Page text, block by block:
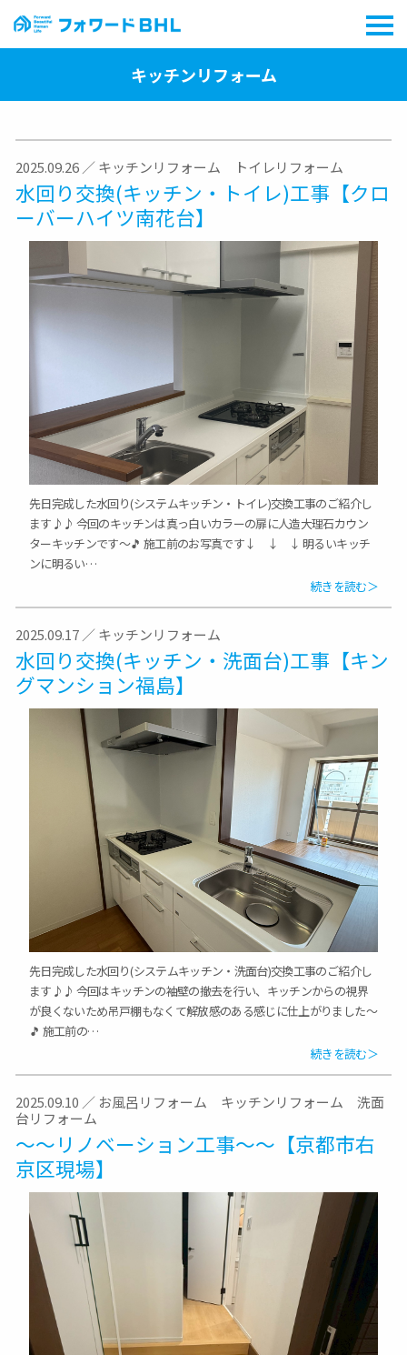
キッチンリフォーム
2025.09.26 ／キッチンリフォーム トイレリフォーム
水回り交換(キッチン・トイレ)工事【クロ
ーバーハイツ南花台】
先日完成した水回り(システムキッチン・トイレ)交換工事のご紹介し
ます♪♪ 今回のキッチンは真っ白いカラーの扉に人造大理石カウン
ターキッチンです～🎵 施工前のお写真です↓ ↓ ↓ 明るいキッチ
ンに明るい…
続きを読む＞
2025.09.17 ／キッチンリフォーム
水回り交換(キッチン・洗面台)工事【キン
グマンション福島】
先日完成した水回り(システムキッチン・洗面台)交換工事のご紹介し
ます♪♪ 今回はキッチンの袖壁の撤去を行い、キッチンからの視界
が良くないため吊戸棚もなくて解放感のある感じに仕上がりました～
🎵 施工前の…
続きを読む＞
2025.09.10 ／ お風呂リフォーム キッチンリフォーム 洗面
台リフォーム
～～リノベーション工事～～【京都市右
京区現場】